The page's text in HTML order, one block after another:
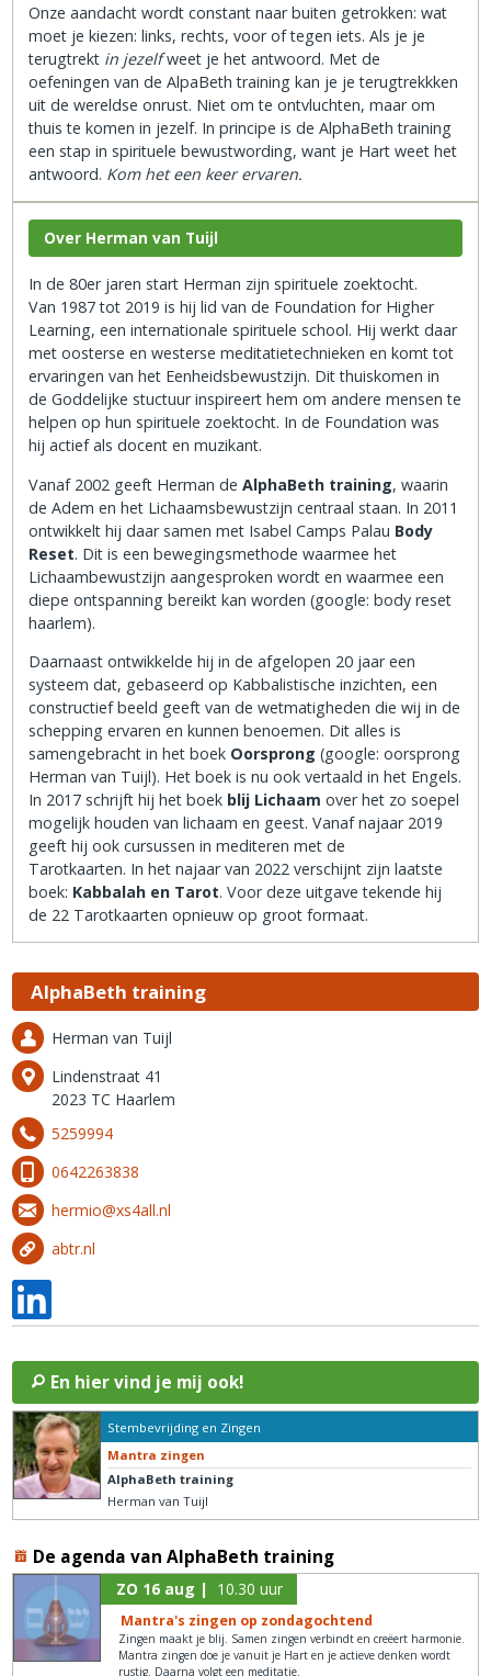
Onze aandacht wordt constant naar buiten getrokken: wat
moet je kiezen: links, rechts, voor of tegen iets. Als je je
terugtrekt in jezelfweet je het antwoord. Met de
oefeningen van de AlpaBeth training kan je je terugtrekkken
uit de wereldse onrust. Niet om te ontvluchten, maar om
thuis te komen in jezelf. In principe is de AlphaBeth training
een stap in spirituele bewustwording, want je Hart weet het
antwoord. Kom het een keer ervaren.
Over Herman van Tuijl
In de 80er jaren start Herman zijn spirituele zoektocht.
Van 1987 tot 2019 is hij lid van de Foundation for Higher
Learning, een internationale spirituele school. Hij werkt daar
met oosterse en westerse meditatietechnieken en komt tot
ervaringen van het Eenheidsbewustzijn. Dit thuiskomen in
de Goddelijke stuctuur inspireert hem om andere mensen te
helpen op hun spirituele zoektocht. In de Foundation was
hij actief als docent en muzikant.
Vanaf 2002 geeft Herman deAlphaBeth training, waarin
de Adem en het Lichaamsbewustzijn centraal staan. In 2011
ontwikkelt hij daar samen met Isabel Camps Palau Body
Reset. Dit is een bewegingsmethode waarmee het
Lichaambewustzijn aangesproken wordt en waarmee een
diepe ontspanning bereikt kan worden (google: body reset
haarlem).
Daarnaast ontwikkelde hij in de afgelopen 20 jaar een
systeem dat, gebaseerd op Kabbalistische inzichten, een
constructief beeld geeft van de wetmatigheden die wij in de
schepping ervaren en kunnen benoemen. Dit alles is
samengebracht in het boek Oorsprong(google: oorsprong
Herman van Tuijl). Het boek is nu ook vertaald in het Engels.
In 2017 schrijft hij het boek blij Lichaam over het zo soepel
mogelijk houden van lichaam en geest. Vanaf najaar 2019
geeft hij ook cursussen in mediteren met de
Tarotkaarten. In het najaar van 2022 verschijnt zijn laatste
boek: Kabbalah en Tarot. Voor deze uitgave tekende hij
de 22 Tarotkaarten opnieuw op groot formaat.
AlphaBeth training
Herman van Tuijl
Lindenstraat 41
2023 TC Haarlem
5259994
0642263838
hermio@xs4all.nl
abtr.nl
En hier vind je mij ook!
Stembevrijding en Zingen
Mantra zingen
AlphaBeth training
Herman van Tuijl
De agenda van AlphaBeth training
ZO 16 aug | 10.30 uur
Mantra's zingen op zondagochtend
Zingen maakt je blij. Samen zingen verbindt en creëert harmonie.
Mantra zingen doe je vanuit je Hart en je actieve denken wordt
rustig. Daarna volgt een meditatie.